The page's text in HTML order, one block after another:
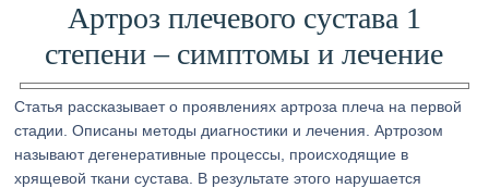
Артроз плечевого сустава 1
степени – симптомы и лечение
Статья рассказывает о проявлениях артроза плеча на первой
стадии. Описаны методы диагностики и лечения. Артрозом
называют дегенеративные процессы, происходящие в
хрящевой ткани сустава. В результате этого нарушается